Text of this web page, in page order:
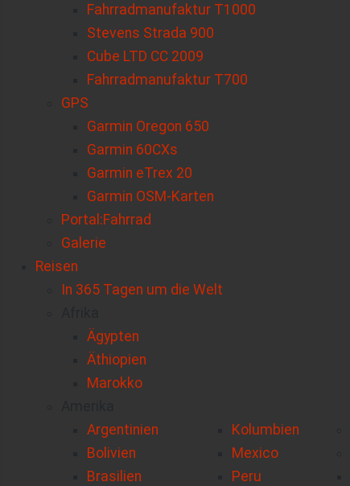
Fahrradmanufaktur T1000
Stevens Strada 900
Cube LTD CC 2009
Fahrradmanufaktur T700
GPS
Garmin Oregon 650
Garmin 60CXs
Garmin eTrex 20
Garmin OSM-Karten
Portal:Fahrrad
Galerie
Reisen
In 365 Tagen um die Welt
Ägypten
Äthiopien
Marokko
Argentinien
Bolivien
Brasilien
Kolumbien
Mexico
Peru